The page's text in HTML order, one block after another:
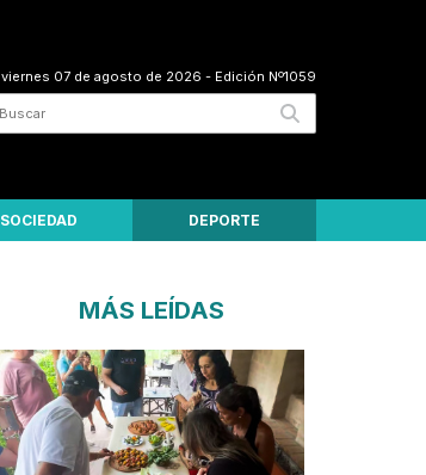
viernes 07 de agosto de 2026 - Edición Nº1059
SOCIEDAD DEPORTE
MÁS LEÍDAS